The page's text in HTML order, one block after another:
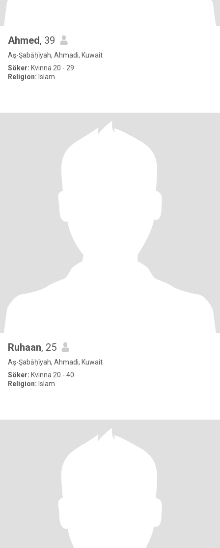
Ahmed, 39
Aş-Şabāḥīyah, Ahmadi, Kuwait
Söker: Kvinna 20 - 29
Religion: Islam
Ruhaan, 25
Aş-Şabāḥīyah, Ahmadi, Kuwait
Söker: Kvinna 20 - 40
Religion: Islam